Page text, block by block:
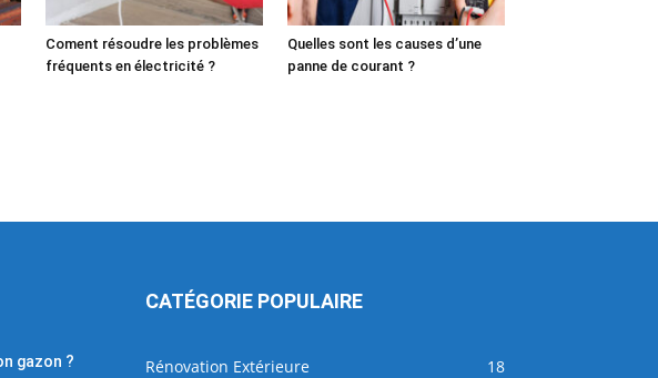
Coment résoudre les problèmes
fréquents en électricité ?
Quelles sont les causes d’une
panne de courant ?
gazon ?
CATÉGORIE POPULAIRE
Rénovation Extérieure
18